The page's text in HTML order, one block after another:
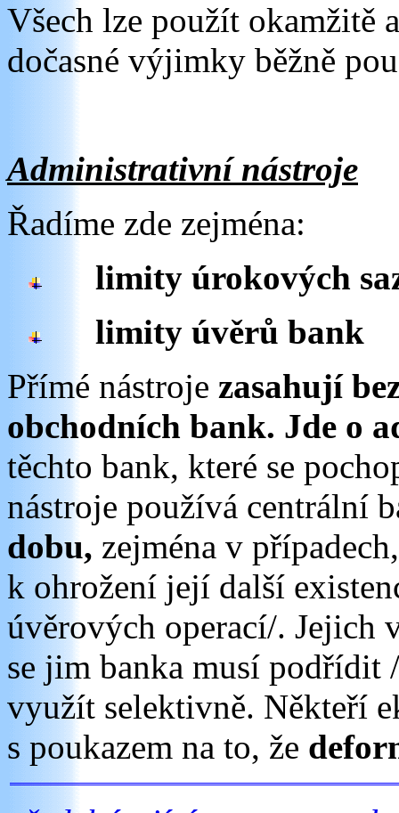
Všech lze použít okamžitě
dočasné výjimky běžně
Administrativní nástroje
Řadíme zde zejména:
limity úrokových
limity úvěrů bank
Přímé nástroje zasahují
obchodních bank. Jde o
těchto bank, které se
nástroje používá centrální
dobu, zejména v
k ohrožení její další
úvěrových operací/. Jejich
se jim banka musí podřídit
využít selektivně. Někteří
s poukazem na to, že